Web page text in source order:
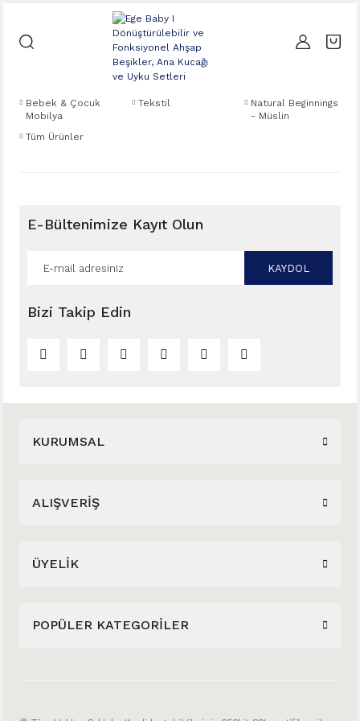
Bebek & Çocuk
Mobilya
Tekstil
Natural Beginnings
- Müslin
Tüm Ürünler
E-Bültenimize Kayıt Olun
KAYDOL
Bizi Takip Edin
KURUMSAL
ALIŞVERİŞ
ÜYELİK
POPÜLER KATEGORİLER